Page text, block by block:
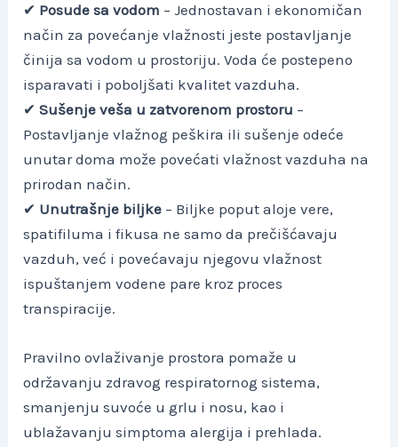
✔ Posude sa vodom – Jednostavan i ekonomičan
način za povećanje vlažnosti jeste postavljanje
činija sa vodom u prostoriju. Voda će postepeno
isparavati i poboljšati kvalitet vazduha.
✔Sušenje veša u zatvorenom prostoru –
Postavljanje vlažnog peškira ili sušenje odeće
unutar doma može povećati vlažnost vazduha na
prirodan način.
✔ Unutrašnje biljke – Biljke poput aloje vere,
spatifiluma i fikusa ne samo da prečišćavaju
vazduh, već i povećavaju njegovu vlažnost
ispuštanjem vodene pare kroz proces
transpiracije.
Pravilno ovlaživanje prostora pomaže u
održavanju zdravog respiratornog sistema,
smanjenju suvoće u grlu i nosu, kao i
ublažavanju simptoma alergija i prehlada.